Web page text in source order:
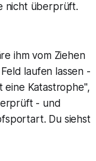
nicht überprüft.
ihm vom Ziehen
laufen lassen -
eine Katastrophe",
- und
Du siehst